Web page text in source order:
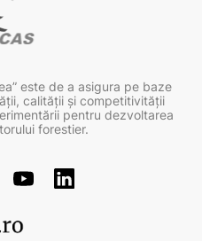
este de a asigura pe baze
calităţii şi competitivităţii
pentru dezvoltarea
forestier.